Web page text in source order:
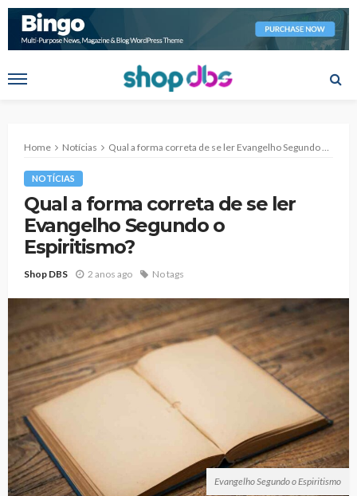
Home Notícias Qual a forma correta de se ler Evangelho Segundo o Espiritismo?
NOTÍCIAS
Qual a forma correta de se ler
Evangelho Segundo o
Espiritismo?
Shop DBS 2 anos ago No tags
Evangelho Segundo o Espiritismo